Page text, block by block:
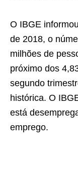
O IBGE
de 2018, o
milhões de
próximo dos
segundo
histórica. O
está
emprego.